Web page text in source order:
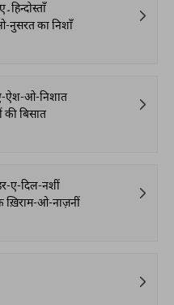
है दसहरा यादगार-ए۔अज़्मत۔ए۔हिन्दोस्ताँ
नुसरत का निशाँ
ऐश-ओ-निशात
की बिसात
ए-दिल-नशीं
ख़िराम-ओ-नाज़नीं